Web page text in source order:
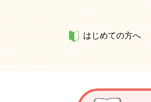
はじめての方へ